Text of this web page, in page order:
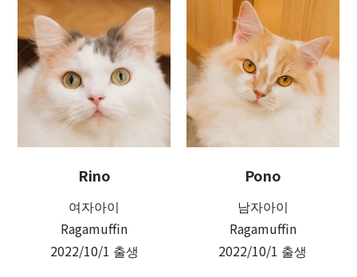
Rino
여자아이
Ragamuffin
2022/10/1 출생
Pono
남자아이
Ragamuffin
2022/10/1 출생